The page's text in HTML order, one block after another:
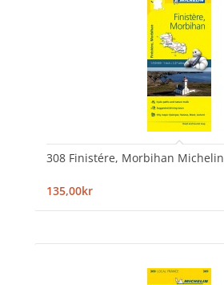
308 Finistére, Morbihan Michelin
135,00kr